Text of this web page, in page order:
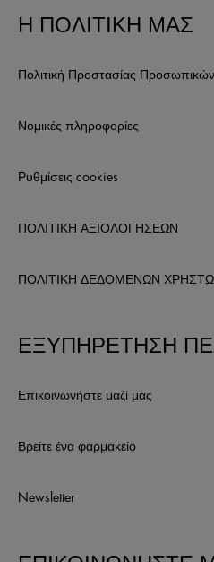
Η ΠΟΛΙΤΙΚΗ ΜΑΣ
Πολιτική Προστασίας
Νομικές πληροφορίες
Ρυθμίσεις cookies
ΠΟΛΙΤΙΚΗ ΑΞΙΟΛΟΓΗΣΕΩΝ
ΠΟΛΙΤΙΚΗ ΔΕΔΟΜΕΝΩΝ
ΕΞΥΠΗΡΕΤΗΣΗ
Επικοινωνήστε μαζί μας
Βρείτε ένα φαρμακείο
Newsletter